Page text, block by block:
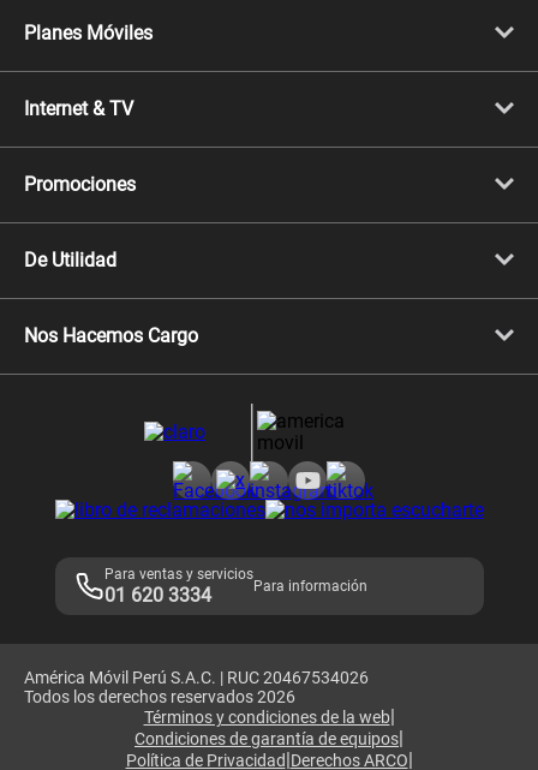
Planes Móviles
Línea Nueva
Línea Adicional
Migración
Internet & TV
Internet + TV
Mejora tu plan
Promociones
Celulares iPhone
Celulares Samsung
Celulares Motorola
De Utilidad
Llamada por llamada
Comprobantes electrónicos
Consulta de IMEI
Nos Hacemos Cargo
Consulta de reclamos
Adquirientes iPhone 6, 6S y SE
Mensaje de Seguridad
Términos y Condiciones de Tienda Claro
Libro de Reclamaciones
Para ventas y servicios
01 620 3334 Para información
América Móvil Perú S.A.C. | RUC 20467534026
Todos los derechos reservados 2026
Términos y condiciones de la web|
Condiciones de garantía de equipos|
Política de Privacidad|Derechos ARCO|